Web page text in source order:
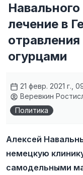
лечение в
огурцами
21 февр. 2021 г.,
Веревкин
Политика
Алексей
немецкую
самодельными